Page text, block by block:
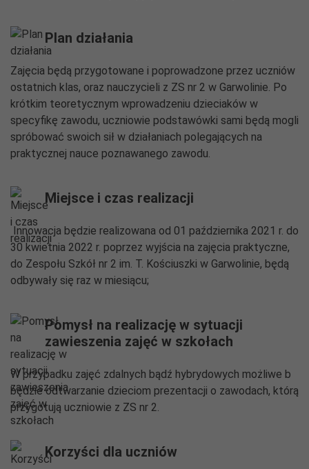
Plan działania
Zajęcia będą przygotowane i poprowadzone przez uczniów
ostatnich klas, oraz nauczycieli z ZS nr 2 w Garwolinie. Po
krótkim teoretycznym wprowadzeniu dzieciaków w
specyfikę zawodu, uczniowie podstawówki sami będą mogli
spróbować swoich sił w działaniach polegających na
praktycznej nauce poznawanego zawodu.
Miejsce i czas realizacji
Innowacja będzie realizowana od 01 października 2021 r. do
30 kwietnia 2022 r. poprzez wyjścia na zajęcia praktyczne,
do Zespołu Szkół nr 2 im. T. Kościuszki w Garwolinie, będą
odbywały się raz w miesiącu;
Pomysł na realizację w sytuacji
zawieszenia zajęć w szkołach
W przypadku zajęć zdalnych bądź hybrydowych możliwe b
będzie odtwarzanie dzieciom prezentacji o zawodach, którą
przygotują uczniowie z ZS nr 2.
Korzyści dla uczniów